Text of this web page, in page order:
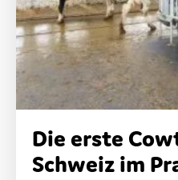
Die erste
Schweiz im